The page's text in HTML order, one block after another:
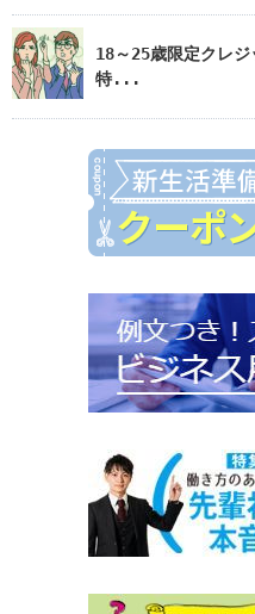
18～25歳限定クレ
特...